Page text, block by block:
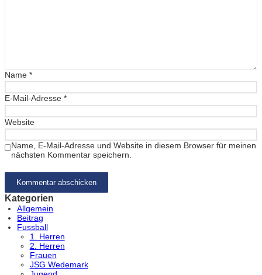
Name *
E-Mail-Adresse *
Website
Name, E-Mail-Adresse und Website in diesem Browser für meinen
nächsten Kommentar speichern.
Kategorien
Allgemein
Beitrag
Fussball
1. Herren
2. Herren
Frauen
JSG Wedemark